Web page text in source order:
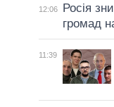
12:06
Росія
громад
11:39